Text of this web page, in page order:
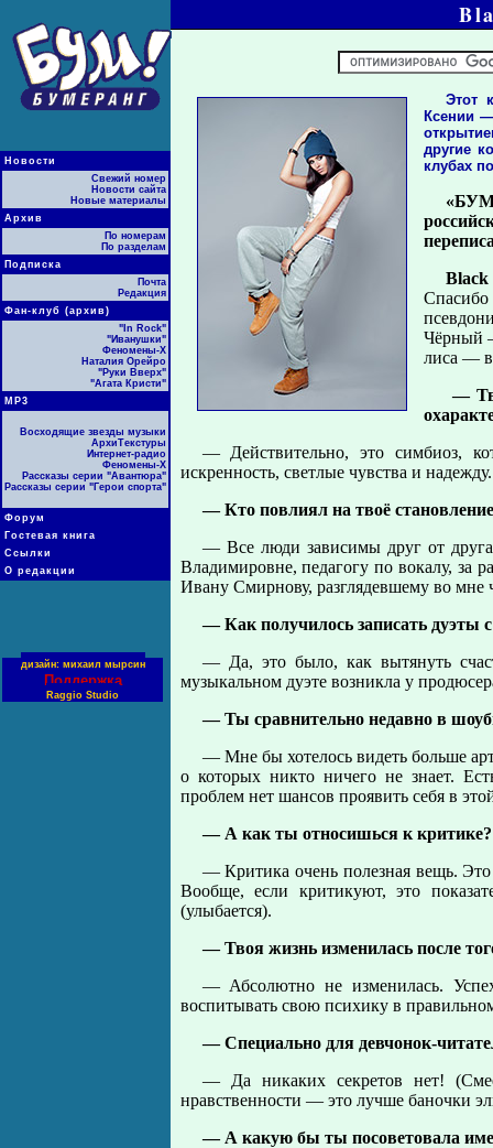
Новости
Свежий номер
Новости сайта
Новые материалы
Архив
По номерам
По разделам
Подписка
Почта
Редакция
Фан-клуб (архив)
"In Rock"
"Иванушки"
Феномены-Х
Наталия Орейро
"Руки Вверх"
"Агата Кристи"
МР3
Восходящие звезды музыки
АрхиТекстуры
Интернет-радио
Феномены-Х
Рассказы серии "Авантюра"
Рассказы серии "Герои спорта"
Форум
Гостевая книга
Ссылки
О редакции
дизайн: михаил мырсин
Поддержка
Raggio Studio
Этот
Ксении
другие
клубах
Чёрный
лиса —
—
— Действительно, это симбиоз,
искренность, светлые чувства и
— Кто повлиял на твоё
— Все люди зависимы друг от
Владимировне, педагогу по вокалу, за
Ивану Смирнову, разглядевшему во мне
— Как получилось записать дуэты
— Да, это было, как вытянуть
музыкальном дуэте возникла у
— Ты сравнительно недавно в
— Мне бы хотелось видеть больше
о которых никто ничего не знает.
проблем нет шансов проявить себя в
— А как ты относишься к
— Критика очень полезная вещь.
Вообще, если критикуют, это
(улыбается).
— Твоя жизнь изменилась после
— Абсолютно не изменилась.
воспитывать свою психику в
— Специально для девчонок-
— Да никаких секретов нет!
нравственности — это лучше баночки
— А какую бы ты посоветовала